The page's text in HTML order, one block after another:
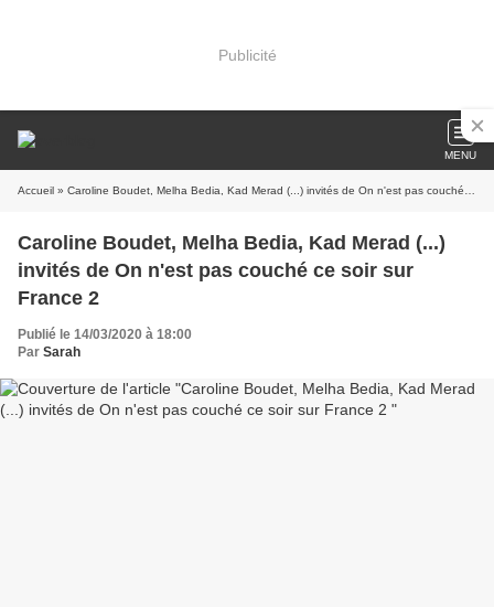
Publicité
MENU
Accueil » Caroline Boudet, Melha Bedia, Kad Merad (...) invités de On n'est pas couché ce soir sur France 2
Caroline Boudet, Melha Bedia, Kad Merad (...)
invités de On n'est pas couché ce soir sur
France 2
Publié le 14/03/2020 à 18:00
Par Sarah